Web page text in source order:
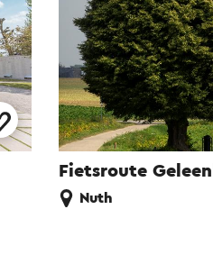
Fietsroute
Nuth